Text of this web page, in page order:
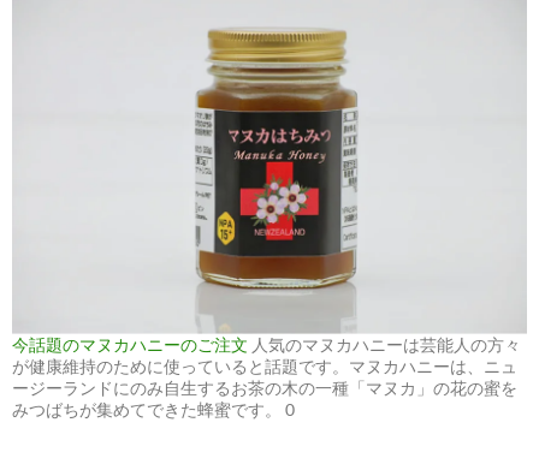
今話題のマヌカハニーのご注文 人気のマヌカハニーは芸能人の方々
が健康維持のために使っていると話題です。マヌカハニーは、ニュ
ージーランドにのみ自生するお茶の木の一種「マヌカ」の花の蜜を
みつばちが集めてできた蜂蜜です。 0